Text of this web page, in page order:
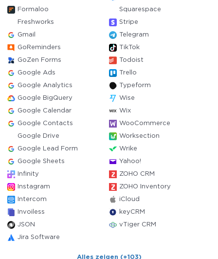
Formaloo Squarespace
Freshworks Stripe
Gmail Telegram
GoReminders TikTok
GoZen Forms Todoist
Google Ads Trello
Google Analytics Typeform
Google BigQuery Wise
Google Calendar Wix
Google Contacts WooCommerce
Google Drive Worksection
Google Lead Form Wrike
Google Sheets Yahoo!
Infinity ZOHO CRM
Instagram ZOHO Inventory
Intercom iCloud
Invoiless keyCRM
JSON vTiger CRM
Jira Software
Alles zeigen (+103)